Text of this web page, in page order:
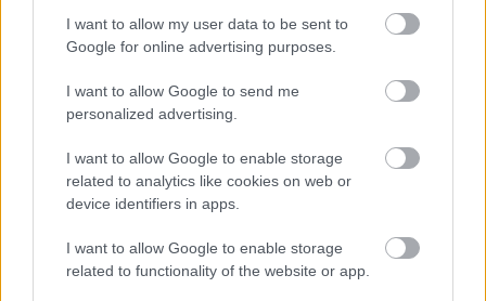
I want to allow my user data to be sent to
Google for online advertising purposes.
I want to allow Google to send me
personalized advertising.
I want to allow Google to enable storage
related to analytics like cookies on web or
device identifiers in apps.
I want to allow Google to enable storage
related to functionality of the website or app.
Pazarlást követel a Fidesz
Pestszentimrén: olyan parkolót akarnak,
amit hamarosan el kellene bontani
újítja fel a Lőrinci sportcsarnokot!
Elkezdődött a tanév.